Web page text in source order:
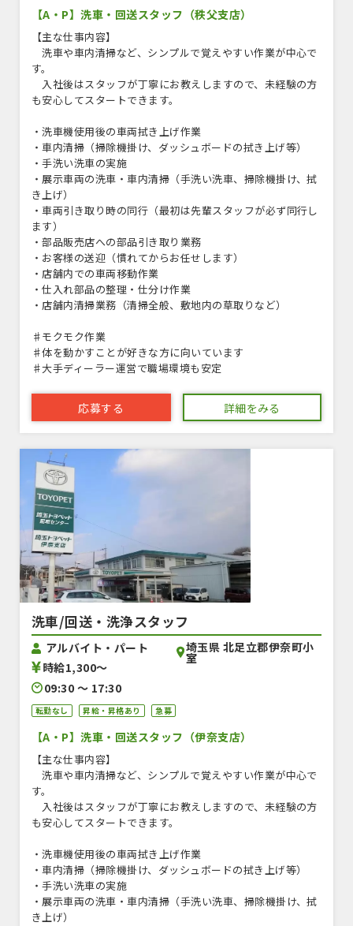
【A・P】洗車・回送スタッフ（秩父支店）
【主な仕事内容】
洗車や車内清掃など、シンプルで覚えやすい作業が中心で
す。
入社後はスタッフが丁寧にお教えしますので、未経験の方
も安心してスタートできます。
・洗車機使用後の車両拭き上げ作業
・車内清掃（掃除機掛け、ダッシュボードの拭き上げ等）
・手洗い洗車の実施
・展示車両の洗車・車内清掃（手洗い洗車、掃除機掛け、拭
き上げ）
・車両引き取り時の同行（最初は先輩スタッフが必ず同行し
ます）
・部品販売店への部品引き取り業務
・お客様の送迎（慣れてからお任せします）
・店舗内での車両移動作業
・仕入れ部品の整理・仕分け作業
・店舗内清掃業務（清掃全般、敷地内の草取りなど）
♯モクモク作業
♯体を動かすことが好きな方に向いています
♯大手ディーラー運営で職場環境も安定
応募する 詳細をみる
洗車/回送・洗浄スタッフ
アルバイト・パート
時給1,300〜
09:30 〜 17:30
埼玉県 北足立郡伊奈町小
室
転勤なし 昇給・昇格あり 急募
【A・P】洗車・回送スタッフ（伊奈支店）
【主な仕事内容】
洗車や車内清掃など、シンプルで覚えやすい作業が中心で
す。
入社後はスタッフが丁寧にお教えしますので、未経験の方
も安心してスタートできます。
・洗車機使用後の車両拭き上げ作業
・車内清掃（掃除機掛け、ダッシュボードの拭き上げ等）
・手洗い洗車の実施
・展示車両の洗車・車内清掃（手洗い洗車、掃除機掛け、拭
き上げ）